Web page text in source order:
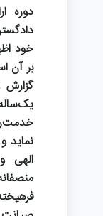
دوره
خود
بر آن
گزارش
نماید
الهی